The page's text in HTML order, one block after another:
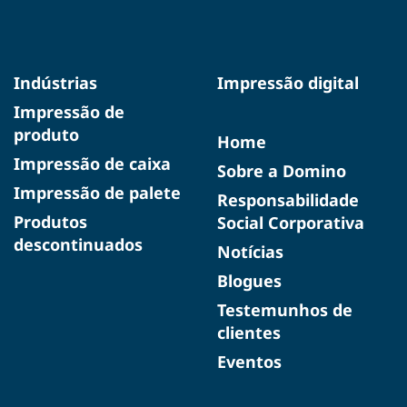
Indústrias
Impressão de
produto
Impressão de caixa
Impressão de palete
Produtos
descontinuados
Impressão digital
Home
Sobre a Domino
Responsabilidade
Social Corporativa
Notícias
Blogues
Testemunhos de
clientes
Eventos